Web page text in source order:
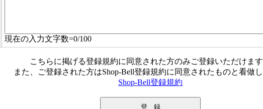
現在の入力文字数=0/100
こちらに掲げる登録規約に同意された方のみご登録いただけます
また、ご登録された方はShop-Bell登録規約に同意されたものと看做し
Shop-Bell登録規約